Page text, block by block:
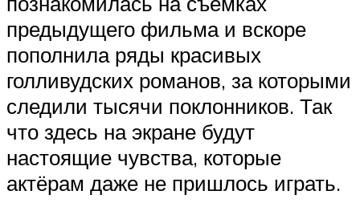
предыдущего фильма и вскоре
пополнила ряды красивых
голливудских романов, за которыми
следили тысячи поклонников. Так
что здесь на экране будут
настоящие чувства, которые
актёрам даже не пришлось играть.